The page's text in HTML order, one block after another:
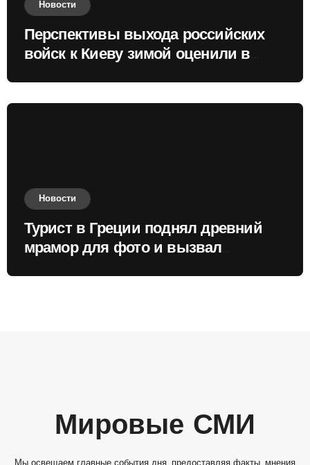
Новости
Перспективы выхода российских
войск к Киеву зимой оценили в
Новости
Турист в Греции поднял древний
мрамор для фото и вызвал
Мировые СМИ